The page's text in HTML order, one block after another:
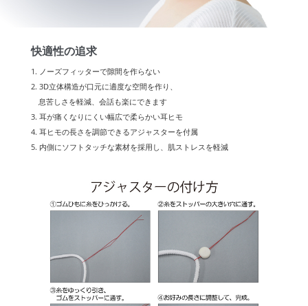
快適性の追求
1. ノーズフィッターで隙間を作らない
2. 3D立体構造が口元に適度な空間を作り、
息苦しさを軽減、会話も楽にできます
3. 耳が痛くなりにくい幅広で柔らかい耳ヒモ
4. 耳ヒモの長さを調節できるアジャスターを付属
5. 内側にソフトタッチな素材を採用し、肌ストレスを軽減